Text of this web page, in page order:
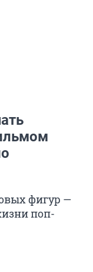
фигур —
поп-